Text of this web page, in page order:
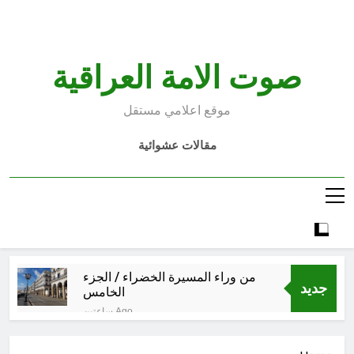
صوت الامة العراقية
موقع اعلامي مستقل
مقالات عشوائية
جديد
من وراء المسيرة الخضراء / الجزء
الخامس
ساعتين Ago